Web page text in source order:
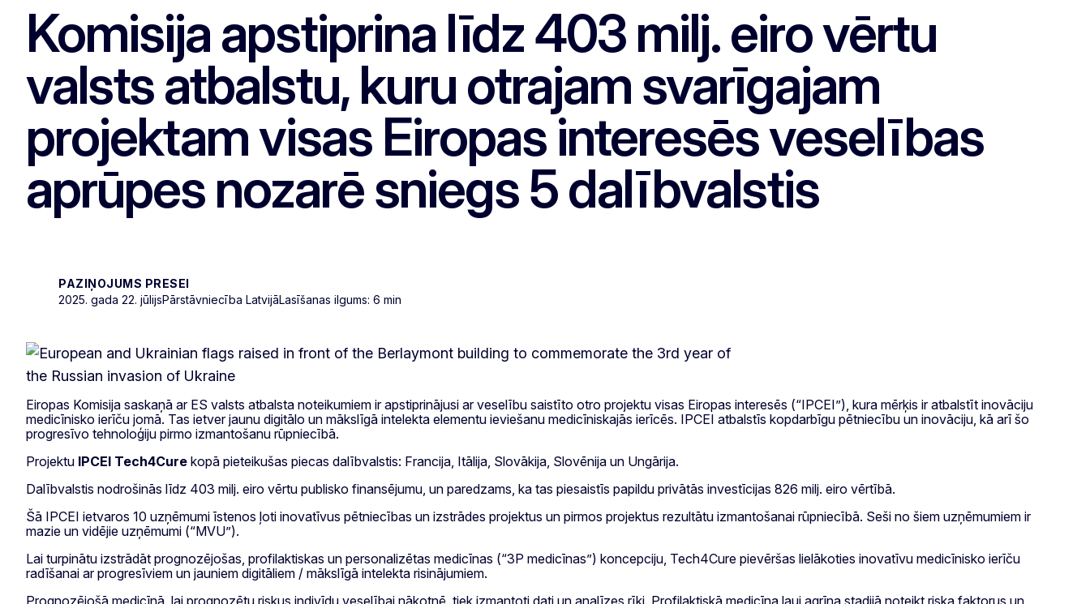
Komisija apstiprina līdz 403 milj. eiro vērtu
valsts atbalstu, kuru otrajam svarīgajam
projektam visas Eiropas interesēs veselības
aprūpes nozarē sniegs 5 dalībvalstis
PAZIŅOJUMS PRESEI
2025. gada 22. jūlijsPārstāvniecība LatvijāLasīšanas ilgums: 6 min
Eiropas Komisija saskaņā ar ES valsts atbalsta noteikumiem ir apstiprinājusi ar veselību saistīto otro projektu visas Eiropas interesēs (“IPCEI”), kura mērķis ir atbalstīt inovāciju
medicīnisko ierīču jomā. Tas ietver jaunu digitālo un mākslīgā intelekta elementu ieviešanu medicīniskajās ierīcēs. IPCEI atbalstīs kopdarbīgu pētniecību un inovāciju, kā arī šo
progresīvo tehnoloģiju pirmo izmantošanu rūpniecībā.
Projektu IPCEI Tech4Cure kopā pieteikušas piecas dalībvalstis: Francija, Itālija, Slovākija, Slovēnija un Ungārija.
Dalībvalstis nodrošinās līdz 403 milj. eiro vērtu publisko finansējumu, un paredzams, ka tas piesaistīs papildu privātās investīcijas 826 milj. eiro vērtībā.
Šā IPCEI ietvaros 10 uzņēmumi īstenos ļoti inovatīvus pētniecības un izstrādes projektus un pirmos projektus rezultātu izmantošanai rūpniecībā. Seši no šiem uzņēmumiem ir
mazie un vidējie uzņēmumi (“MVU”).
Lai turpinātu izstrādāt prognozējošas, profilaktiskas un personalizētas medicīnas (“3P medicīnas”) koncepciju, Tech4Cure pievēršas lielākoties inovatīvu medicīnisko ierīču
radīšanai ar progresīviem un jauniem digitāliem / mākslīgā intelekta risinājumiem.
Prognozējošā medicīnā, lai prognozētu riskus indivīdu veselībai nākotnē, tiek izmantoti dati un analīzes rīki. Profilaktiskā medicīna ļauj agrīna stadijā noteikt riska faktorus un